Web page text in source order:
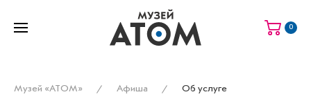
0
Музей «АТОМ» Афиша Об услуге